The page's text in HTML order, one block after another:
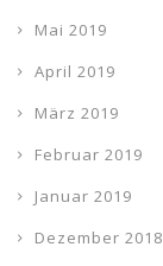
Mai 2019
April 2019
März 2019
Februar 2019
Januar 2019
Dezember 2018